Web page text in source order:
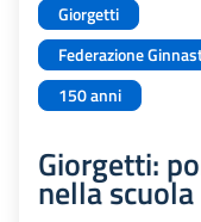
Giorgetti
Federazione
150 anni
Giorgetti:
nella